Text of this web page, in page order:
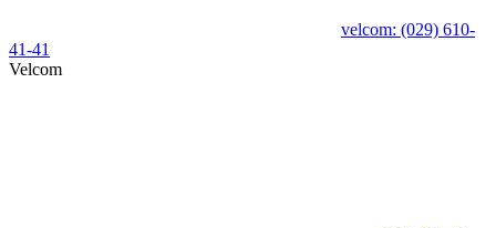
velcom: (029) 610-
41-41
Velcom